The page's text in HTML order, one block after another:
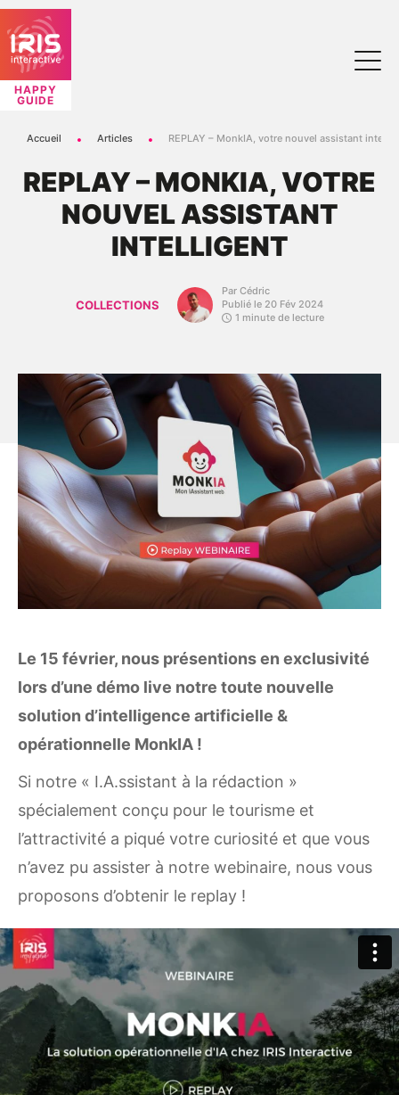
HAPPY
GUIDE
Accueil Articles REPLAY – MonkIA, votre nouvel assistant
REPLAY – MONKIA, VOTRE
NOUVEL ASSISTANT
INTELLIGENT
COLLECTIONS
Par Cédric
Publié le 20 Fév 2024
1 minute de lecture
Le 15 février, nous présentions en exclusivité
lors d’une démo live notre toute nouvelle
solution d’intelligence artificielle &
opérationnelle MonkIA !
Si notre « I.A.ssistant à la rédaction »
spécialement conçu pour le tourisme et
l’attractivité a piqué votre curiosité et que vous
n’avez pu assister à notre webinaire, nous vous
proposons d’obtenir le replay !